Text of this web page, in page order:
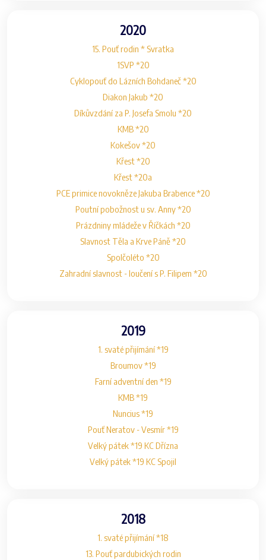
2020
15. Pouť rodin * Svratka
1SVP *20
Cyklopouť do Lázních Bohdaneč *20
Diakon Jakub *20
Díkůvzdání za P. Josefa Smolu *20
KMB *20
Kokešov *20
Křest *20
Křest *20a
PCE primice novokněze Jakuba Brabence *20
Poutní pobožnost u sv. Anny *20
Prázdniny mládeže v Říčkách *20
Slavnost Těla a Krve Páně *20
Spolčoléto *20
Zahradní slavnost - loučení s P. Filipem *20
2019
1. svaté přijímání *19
Broumov *19
Farní adventní den *19
KMB *19
Nuncius *19
Pouť Neratov - Vesmír *19
Velký pátek *19 KC Dřízna
Velký pátek *19 KC Spojil
2018
1. svaté přijímání *18
13. Pouť pardubických rodin